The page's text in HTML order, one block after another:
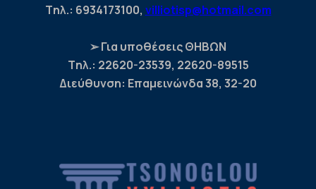
Tηλ.: 6934173100, villiotisp@hotmail.com
➢ Για υποθέσεις ΘΗΒΩΝ
Tηλ.: 22620-23539, 22620-89515
Διεύθυνση: Επαμεινώνδα 38, 32-20